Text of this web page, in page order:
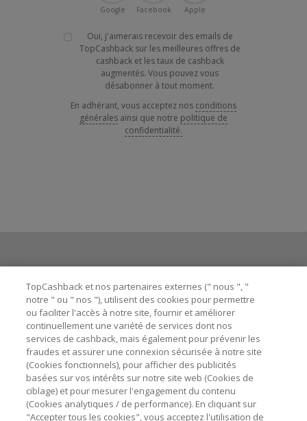
Google Facebook Apple
Oui, j'aimerais recevoir des emails de
TopCashback sur les meilleures offres de
cashback et les taux de cashback
augmentés. Vous pouvez vous
désabonner à tout moment.
En adhérant, vous acceptez nos conditions
générales ainsi que notre politique de
confidentialité.
Besoin d'aide ?
Astuces pour économiser
A propos de
Contactez-nous
TopCashback et nos partenaires externes (" nous ", "
notre " ou " nos "), utilisent des cookies pour permettre
ou faciliter l'accès à notre site, fournir et améliorer
continuellement une variété de services dont nos
services de cashback, mais également pour prévenir les
fraudes et assurer une connexion sécurisée à notre site
(Cookies fonctionnels), pour afficher des publicités
basées sur vos intérêts sur notre site web (Cookies de
ciblage) et pour mesurer l'engagement du contenu
(Cookies analytiques / de performance). En cliquant sur
"Accepter tous les cookies", vous acceptez l'utilisation de